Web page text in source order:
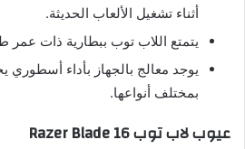
أثناء تشغيل الألعاب الحديثة.
يتمتع اللاب توب ببطارية ذات عمر
يوجد معالج بالجهاز بأداء أسطوري
بمختلف أنواعها.
عيوب لاب توب Razer Blade 16